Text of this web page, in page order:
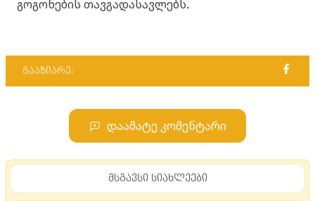
გოგონების თავგადასავლებს.
გააზიარე:
დაამატე კომენტარი
მსგავსი სიახლეები